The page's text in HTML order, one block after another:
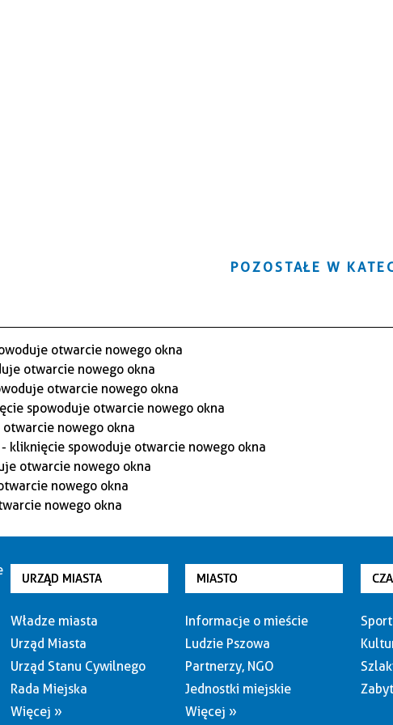
POZOSTAŁE W
URZĄD MIASTA
Władze miasta
Urząd Miasta
Urząd Stanu Cywilnego
Rada Miejska
Więcej »
MIASTO
Informacje o mieście
Ludzie Pszowa
Partnerzy, NGO
Jednostki miejskie
Więcej »
Sport